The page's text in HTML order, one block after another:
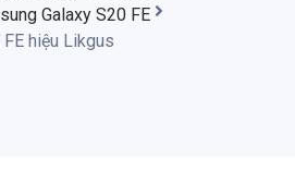
Galaxy S20 FE
hiệu Likgus